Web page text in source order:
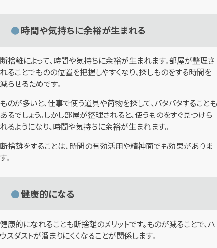
時間や気持ちに余裕が生まれる
断捨離によって、時間や気持ちに余裕が生まれます。部屋が整理さ
れることでものの位置を把握しやすくなり、探しものをする時間を
減らせるためです。
ものが多いと、仕事で使う道具や荷物を探して、バタバタすることも
あるでしょう。しかし部屋が整理されると、使うものをすぐ見つけら
れるようになり、時間や気持ちに余裕が生まれます。
断捨離をすることは、時間の有効活用や精神面でも効果がありま
す。
健康的になる
健康的になれることも断捨離のメリットです。ものが減ることで、ハ
ウスダストが溜まりにくくなることが関係します。